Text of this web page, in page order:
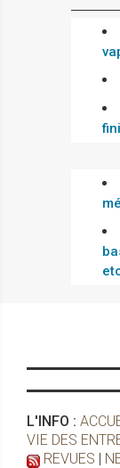
L'INFO :
VIE DES
REVUES |